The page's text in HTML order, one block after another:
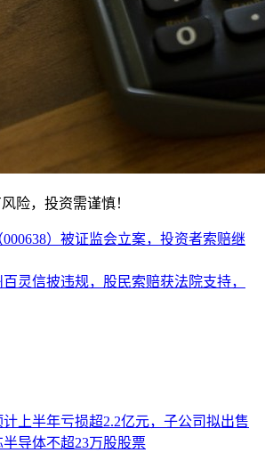
险，投资需谨慎！
）被证监会立案，投资者索赔继
灵信披违规，股民索赔获法院支持，
上半年亏损超2.2亿元，子公司拟出售
半导体不超23万股股票